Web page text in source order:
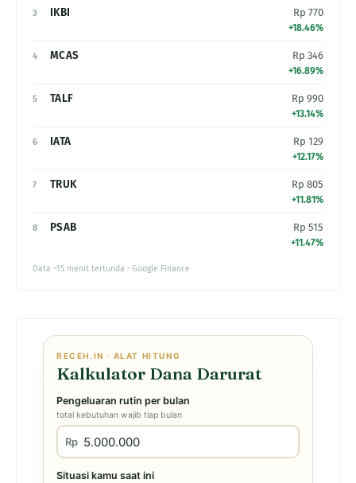
3 IKBI Rp 770
+18.46%
4 MCAS Rp 346
+16.89%
5 TALF Rp 990
+13.14%
6 IATA Rp 129
+12.17%
7 TRUK Rp 805
+11.81%
8 PSAB Rp 515
+11.47%
Data ~15 menit tertunda · Google Finance
RECEH.IN · ALAT HITUNG
Kalkulator Dana Darurat
Pengeluaran rutin per bulan
total kebutuhan wajib tiap bulan
Rp
Situasi kamu saat ini